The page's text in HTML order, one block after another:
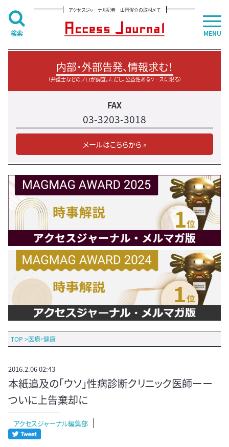
アクセスジャーナル記者 山岡俊介の取材メモ
内部・外部告発、情報求む！
（弁護士などのプロが調査。ただし、公益性あるケースに限る）
FAX
03-3203-3018
メールはこちらから »
TOP >医療・健康
2016.2.06 02:43
本紙追及の｢ウソ」性病診断クリニック医師ーー
ついに上告棄却に
アクセスジャーナル編集部
MENU
検索